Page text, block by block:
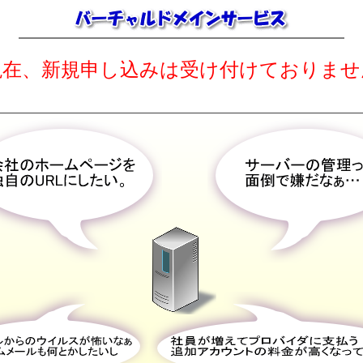
、新規申し込みは受け付けておりま